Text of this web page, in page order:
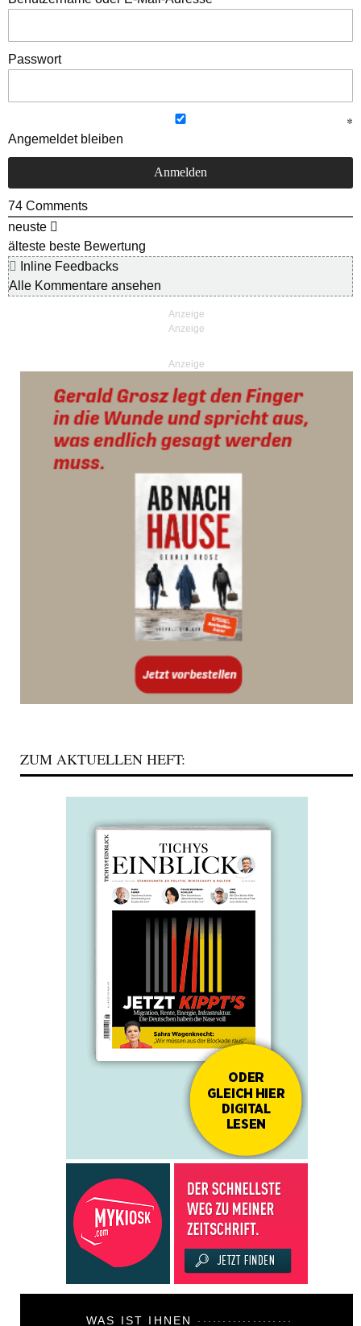
Passwort
Angemeldet bleiben
74 Comments
neuste
älteste beste Bewertung
Inline Feedbacks
Alle Kommentare ansehen
Anzeige
ZUM AKTUELLEN HEFT:
WAS IST IHNEN